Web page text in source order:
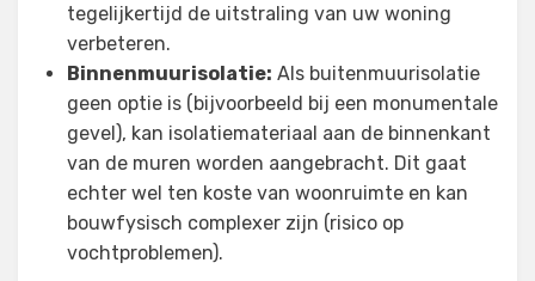
tegelijkertijd de uitstraling van uw woning
verbeteren.
Binnenmuurisolatie: Als buitenmuurisolatie
geen optie is (bijvoorbeeld bij een monumentale
gevel), kan isolatiemateriaal aan de binnenkant
van de muren worden aangebracht. Dit gaat
echter wel ten koste van woonruimte en kan
bouwfysisch complexer zijn (risico op
vochtproblemen).